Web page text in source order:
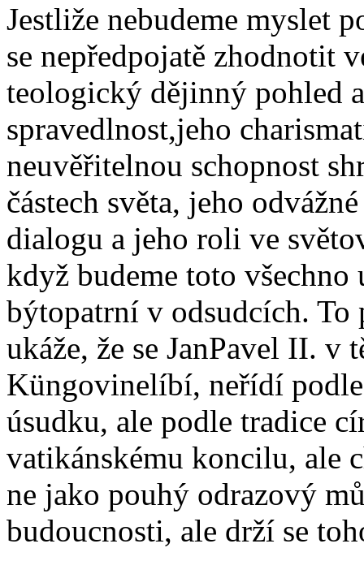
Jestliže nebudeme myslet
se nepředpojatě zhodnotit
teologický dějinný pohled
spravedlnost,jeho
neuvěřitelnou schopnost
částech světa, jeho
dialogu a jeho roli ve
když budeme toto
býtopatrní v odsudcích. To
ukáže, že se JanPavel II. v
Küngovinelíbí, neřídí
úsudku, ale podle tradice
vatikánskému koncilu, ale
ne jako pouhý odrazový
budoucnosti, ale drží se